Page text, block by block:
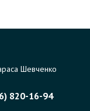
Шевченко
820-16-94